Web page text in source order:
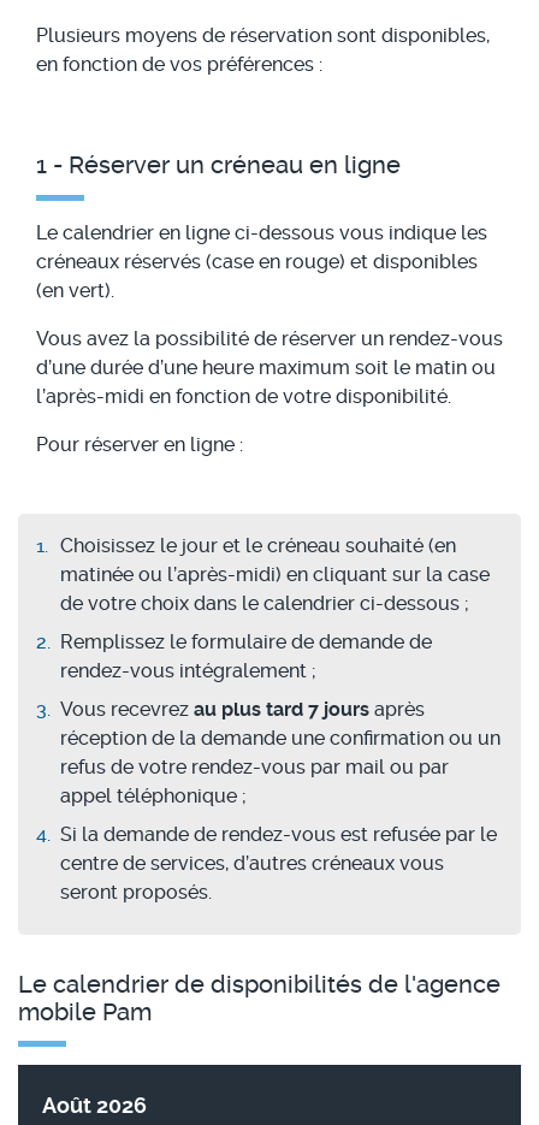
Plusieurs moyens de réservation sont disponibles,
en fonction de vos préférences :
1 - Réserver un créneau en ligne
Le calendrier en ligne ci-dessous vous indique les
créneaux réservés (case en rouge) et disponibles
(en vert).
Vous avez la possibilité de réserver un rendez-vous
d’une durée d’une heure maximum soit le matin ou
l’après-midi en fonction de votre disponibilité.
Pour réserver en ligne :
Choisissez le jour et le créneau souhaité (en
matinée ou l’après-midi) en cliquant sur la case
de votre choix dans le calendrier ci-dessous ;
Remplissez le formulaire de demande de
rendez-vous intégralement ;
Vous recevrez au plus tard 7 jours après
réception de la demande une confirmation ou un
refus de votre rendez-vous par mail ou par
appel téléphonique ;
Si la demande de rendez-vous est refusée par le
centre de services, d’autres créneaux vous
seront proposés.
Le calendrier de disponibilités de l'agence
mobile Pam
Août 2026